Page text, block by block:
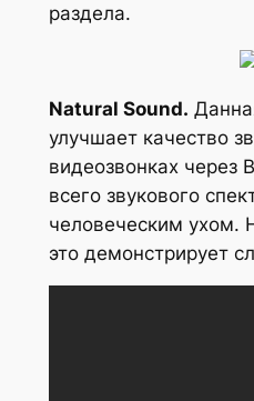
раздела.
Natural Sound.
улучшает качество
видеозвонках через
всего звукового
человеческим ухом.
это демонстрирует